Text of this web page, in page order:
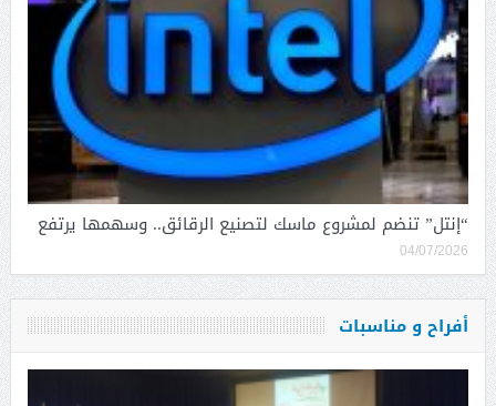
“إنتل” تنضم لمشروع ماسك لتصنيع الرقائق.. وسهمها يرتفع
04/07/2026
أفراح و مناسبات